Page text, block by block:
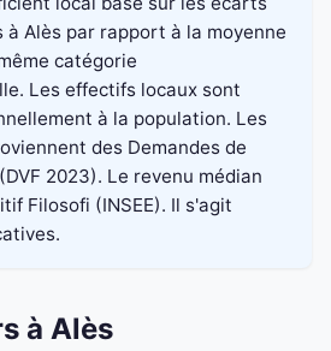
à Alès par rapport à la moyenne
catégorie
Les effectifs locaux sont
à la population. Les
des Demandes de
2023). Le revenu médian
Filosofi (INSEE). Il s'agit
à Alès